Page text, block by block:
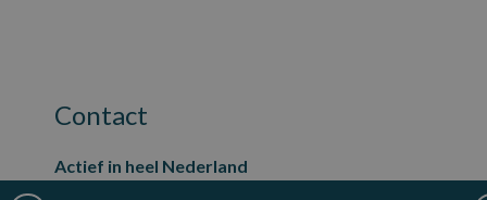
Contact
Actief in heel Nederland